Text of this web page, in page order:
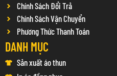
Chính Sách Đổi Trả
Chính Sách Vận Chuyển
Phương Thức Thanh Toán
DANH MỤC
Sản xuất áo thun